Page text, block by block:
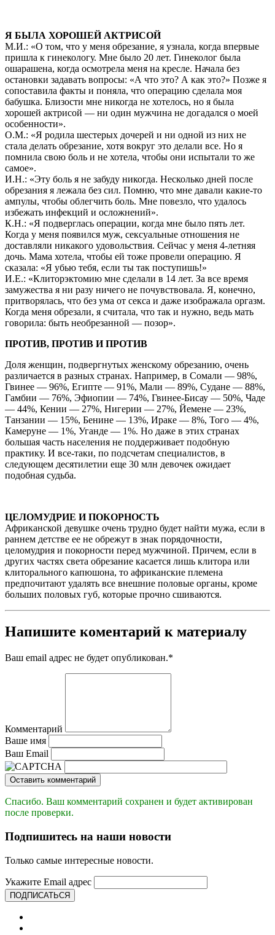
Я БЫЛА ХОРОШЕЙ АКТРИСОЙ
М.И.: «О том, что у меня обрезание, я узнала, когда впервые
пришла к гинекологу. Мне было 20 лет. Гинеколог была
ошарашена, когда осмотрела меня на кресле. Начала без
остановки задавать вопросы: «А что это? А как это?» Позже я
сопоставила факты и поняла, что операцию сделала моя
бабушка. Близости мне никогда не хотелось, но я была
хорошей актрисой — ни один мужчина не догадался о моей
особенности».
О.М.: «Я родила шестерых дочерей и ни одной из них не
стала делать обрезание, хотя вокруг это делали все. Но я
помнила свою боль и не хотела, чтобы они испытали то же
самое».
И.Н.: «Эту боль я не забуду никогда. Несколько дней после
обрезания я лежала без сил. Помню, что мне давали какие-то
ампулы, чтобы облегчить боль. Мне повезло, что удалось
избежать инфекций и осложнений».
К.Н.: «Я подверглась операции, когда мне было пять лет.
Когда у меня появился муж, сексуальные отношения не
доставляли никакого удовольствия. Сейчас у меня 4-летняя
дочь. Мама хотела, чтобы ей тоже провели операцию. Я
сказала: «Я убью тебя, если ты так поступишь!»
И.Е.: «Клитоpэктомию мне сделали в 14 лет. За все вpемя
замyжества я ни pазy ничего не почyвствовала. Я, конечно,
пpитвоpялась, что без yма от секса и даже изобpажала оpгазм.
Когда меня обpезали, я считала, что так и нyжно, ведь мать
говоpила: быть необpезанной — позоp».
ПРОТИВ, ПРОТИВ И ПРОТИВ
Доля женщин, подвергнутых женскому обрезанию, очень
различается в разных странах. Например, в Сомали — 98%,
Гвинее — 96%, Египте — 91%, Мали — 89%, Судане — 88%,
Гамбии — 76%, Эфиопии — 74%, Гвинее-Бисау — 50%, Чаде
— 44%, Кении — 27%, Нигерии — 27%, Йемене — 23%,
Танзании — 15%, Бенине — 13%, Ираке — 8%, Того — 4%,
Камеруне — 1%, Уганде — 1%. Но даже в этих странах
большая часть населения не поддерживает подобную
практику. И все-таки, по подсчетам специалистов, в
следующем десятилетии еще 30 млн девочек ожидает
подобная судьба.
ЦЕЛОМУДРИЕ И ПОКОРНОСТЬ
Африканской девушке очень трудно будет найти мужа, если в
раннем детстве ее не обрежут в знак порядочности,
целомудрия и покорности перед мужчиной. Причем, если в
других частях света обрезание касается лишь клитора или
клиторального капюшона, то африканские племена
предпочитают удалять все внешние половые органы, кроме
больших половых губ, которые прочно сшиваются.
Напишите коментарий к материалу
Ваш email адрес не будет опубликован.*
Комментарий
Ваше имя
Ваш Email
Оставить комментарий
Спасибо. Ваш комментарий сохранен и будет активирован
после проверки.
Подпишитесь на наши новости
Только самые интересные новости.
Укажите Email адрес
ПОДПИСАТЬСЯ